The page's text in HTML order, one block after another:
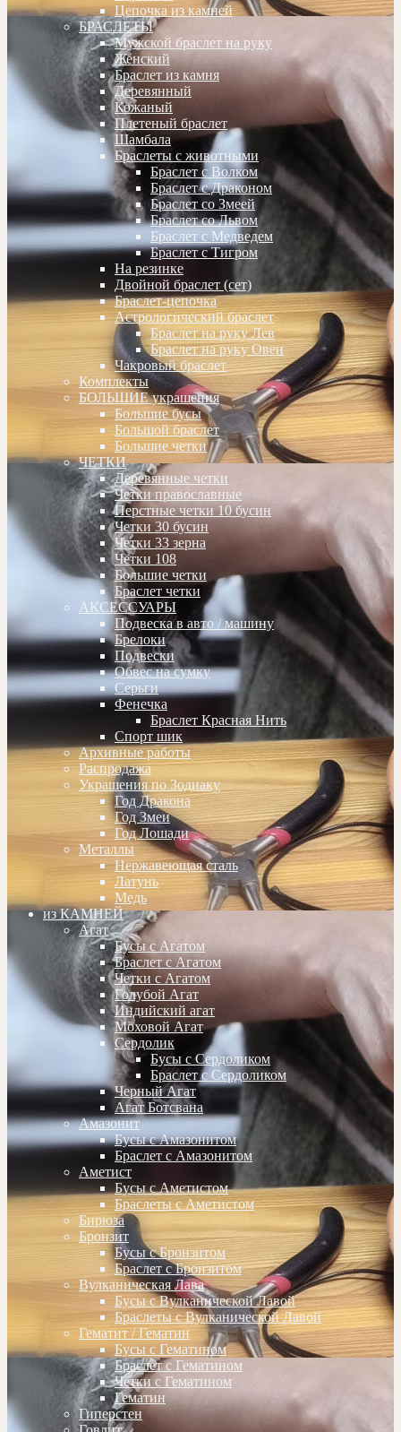
Цепочка из камней
БРАСЛЕТЫ
Мужской браслет на руку
Женский
Браслет из камня
Деревянный
Кожаный
Плетеный браслет
Шамбала
Браслеты с животными
Браслет с Волком
Браслет с Драконом
Браслет со Змеей
Браслет со Львом
Браслет с Медведем
Браслет с Тигром
На резинке
Двойной браслет (сет)
Браслет-цепочка
Астрологический браслет
Браслет на руку Лев
Браслет на руку Овен
Чакровый браслет
Комплекты
БОЛЬШИЕ украшения
Большие бусы
Большой браслет
Большие четки
ЧЕТКИ
Деревянные четки
Четки православные
Перстные четки 10 бусин
Четки 30 бусин
Четки 33 зерна
Четки 108
Большие четки
Браслет четки
АКСЕССУАРЫ
Подвеска в авто / машину
Брелоки
Подвески
Обвес на сумку
Серьги
Фенечка
Браслет Красная Нить
Спорт шик
Архивные работы
Распродажа
Украшения по Зодиаку
Год Дракона
Год Змеи
Год Лошади
Металлы
Нержавеющая сталь
Латунь
Медь
из КАМНЕЙ
Агат
Бусы с Агатом
Браслет с Агатом
Четки с Агатом
Голубой Агат
Индийский агат
Моховой Агат
Сердолик
Бусы с Сердоликом
Браслет с Сердоликом
Черный Агат
Агат Ботсвана
Амазонит
Бусы с Амазонитом
Браслет с Амазонитом
Аметист
Бусы с Аметистом
Браслеты с Аметистом
Бирюза
Бронзит
Бусы с Бронзитом
Браслет с Бронзитом
Вулканическая Лава
Бусы с Вулканической Лавой
Браслеты с Вулканической Лавой
Гематит / Гематин
Бусы с Гематином
Браслет с Гематином
Четки с Гематином
Гематин
Гиперстен